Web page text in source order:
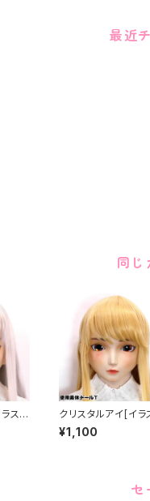
最近
同じ
ス
クリスタルアイ[イラ
ト]ブラウン Crystal
¥1,100
セ